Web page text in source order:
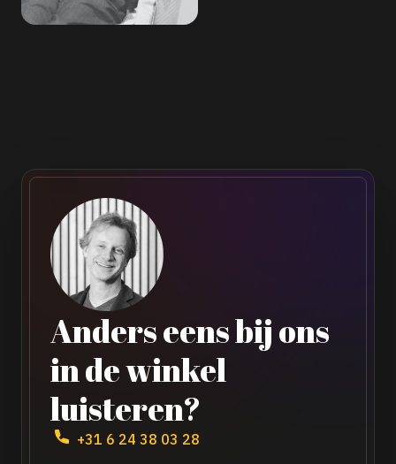
Anders eens bij ons
in de winkel
luisteren?
+31 6 24 38 03 28